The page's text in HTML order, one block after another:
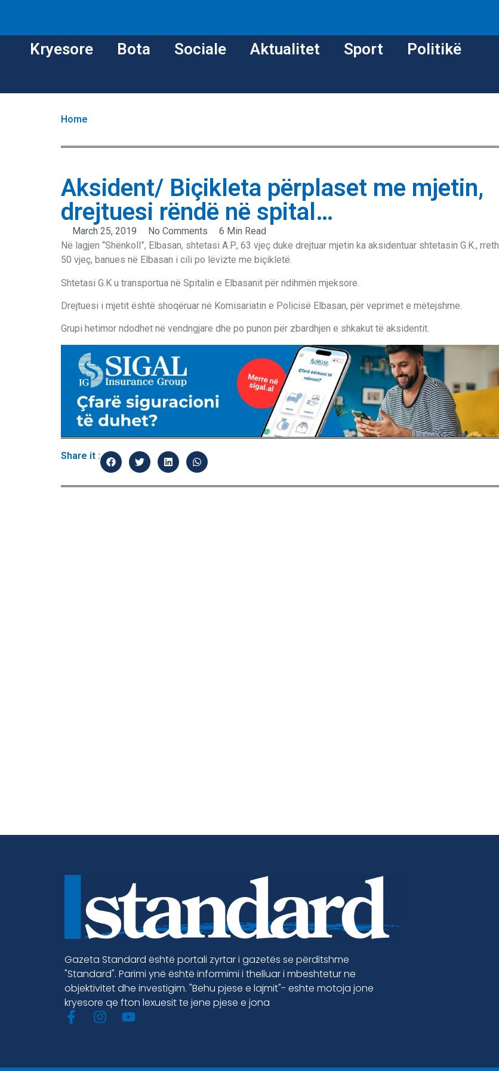
Kryesore Bota Sociale Aktualitet Sport Politikë
Home
Aksident/ Biçikleta përplaset me mjetin,
drejtuesi rëndë në spital…
March 25, 2019 No Comments
6 Min Read
Në lagjen “Shënkoll”, Elbasan, shtetasi A.P., 63 vjeç duke drejtuar mjetin ka aksidentuar shtetasin G.K., rreth
50 vjeç, banues në Elbasan i cili po lëvizte me biçikletë.
Shtetasi G.K u transportua në Spitalin e Elbasanit për ndihmën mjeksore.
Drejtuesi i mjetit është shoqëruar në Komisariatin e Policisë Elbasan, për veprimet e mëtejshme.
Grupi hetimor ndodhet në vendngjare dhe po punon për zbardhjen e shkakut të aksidentit.
Share it :
Gazeta Standard është portali zyrtar i gazetës se përditshme
"Standard". Parimi ynë është informimi i thelluar i mbeshtetur ne
objektivitet dhe investigim. "Behu pjese e lajmit"- eshte motoja jone
kryesore qe fton lexuesit te jene pjese e jona